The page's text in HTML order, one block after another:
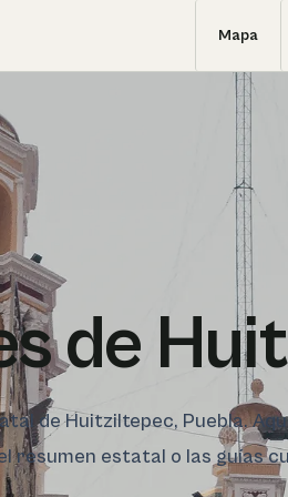
Mapa
de
de Huitziltepec, Puebla.
resumen estatal o las guías